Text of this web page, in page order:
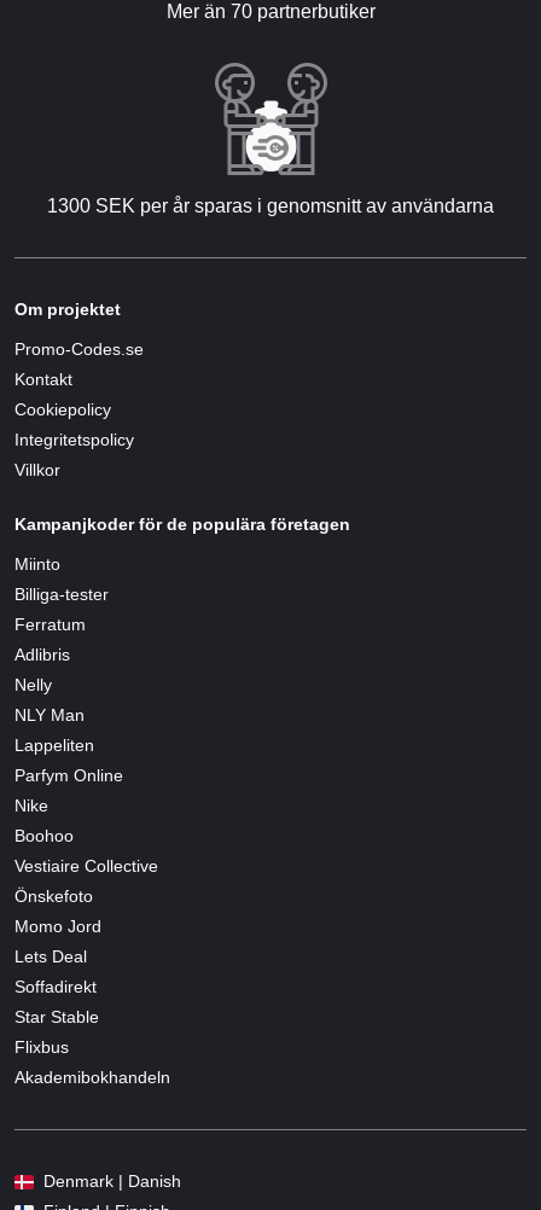
Mer än 70 partnerbutiker
1300 SEK per år sparas i genomsnitt av användarna
Om projektet
Promo-Codes.se
Kontakt
Cookiepolicy
Integritetspolicy
Villkor
Kampanjkoder för de populära företagen
Miinto
Billiga-tester
Ferratum
Adlibris
Nelly
NLY Man
Lappeliten
Parfym Online
Nike
Boohoo
Vestiaire Collective
Önskefoto
Momo Jord
Lets Deal
Soffadirekt
Star Stable
Flixbus
Akademibokhandeln
Denmark | Danish